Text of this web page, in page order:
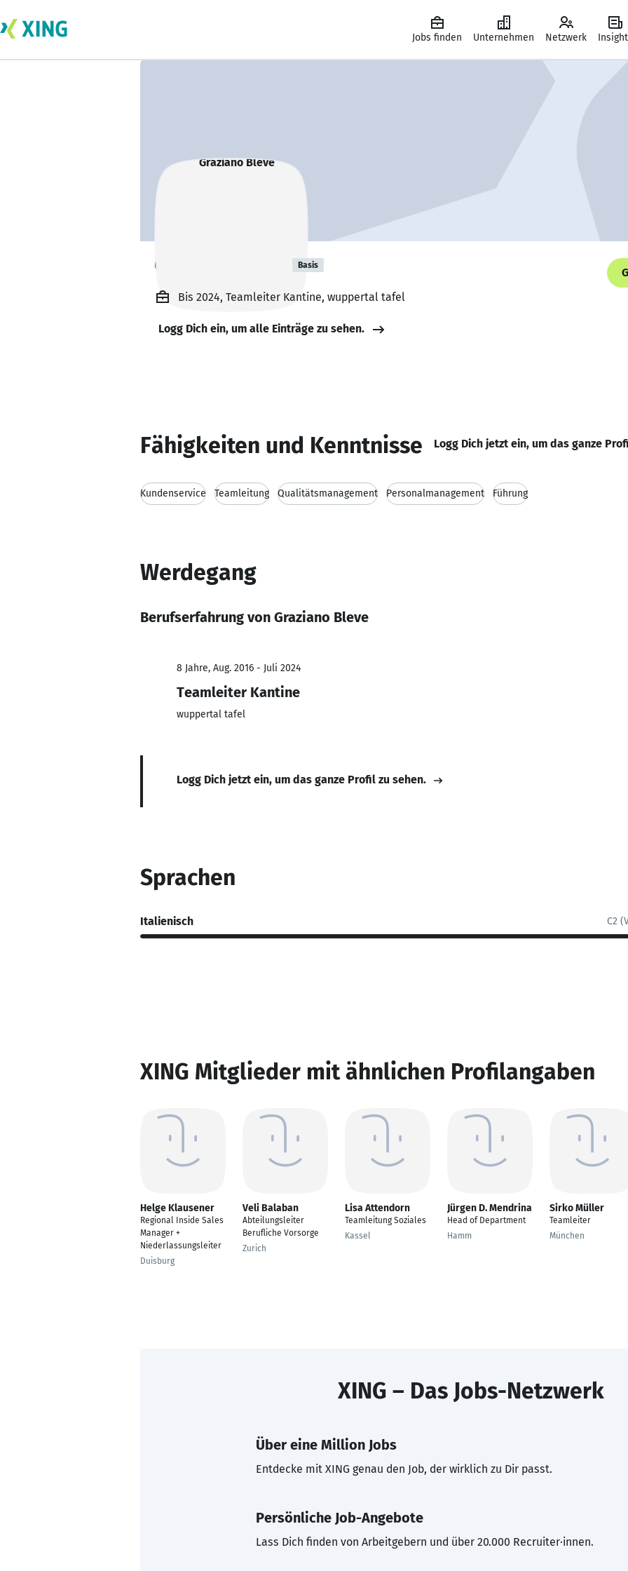
Jobs finden Unternehmen Netzwerk
Graziano Bleve Basis
Bis 2024, Teamleiter Kantine, wuppertal tafel
Logg Dich ein, um alle Einträge zu sehen.
Fähigkeiten und Kenntnisse Logg Dich jetzt ein, um das ganze
Kundenservice Teamleitung Qualitätsmanagement Personalmanagement Führung
Werdegang
Berufserfahrung von Graziano Bleve
8 Jahre, Aug. 2016 - Juli 2024
Teamleiter Kantine
wuppertal tafel
Logg Dich jetzt ein, um das ganze Profil zu sehen.
Sprachen
Italienisch C2
XING Mitglieder mit ähnlichen Profilangaben
Helge Klausener
Regional Inside Sales
Manager +
Niederlassungsleiter
Duisburg
Veli Balaban
Abteilungsleiter
Berufliche Vorsorge
Zurich
Lisa Attendorn
Teamleitung Soziales
Kassel
Jürgen D. Mendrina
Head of Department
Hamm
Sirko Müller
Teamleiter
München
XING – Das Jobs-Netzwerk
Über eine Million Jobs
Entdecke mit XING genau den Job, der wirklich zu Dir passt.
Persönliche Job-Angebote
Lass Dich finden von Arbeitgebern und über 20.000 Recruiter·innen.